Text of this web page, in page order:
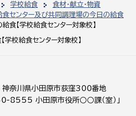
学校給食
食材・献立・物資
食センター及び共同調理場の今日の給食
食【学校給食センター対象校】
学校給食センター対象校】
奈川県小田原市荻窪300番地
8555 小田原市役所○○課（室）」